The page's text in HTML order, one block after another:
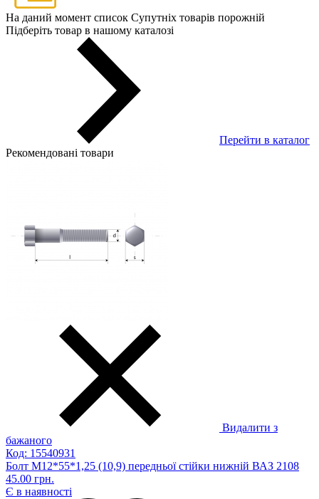
На даний момент список Супутніх товарів порожній
Підберіть товар в нашому каталозі
Перейти в каталог
Рекомендовані товари
Видалити з
бажаного
Код: 15540931
Болт М12*55*1,25 (10,9) передньої стійки нижній ВАЗ 2108
45.00 грн.
Є в наявності